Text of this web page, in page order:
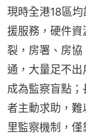
現時全港18區
援服務，硬件資
裂，房署、房
通，大量足不
成為監察盲點
者主動求助，
里監察機制，